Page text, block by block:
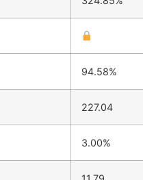
94.58%
227.04
3.00%